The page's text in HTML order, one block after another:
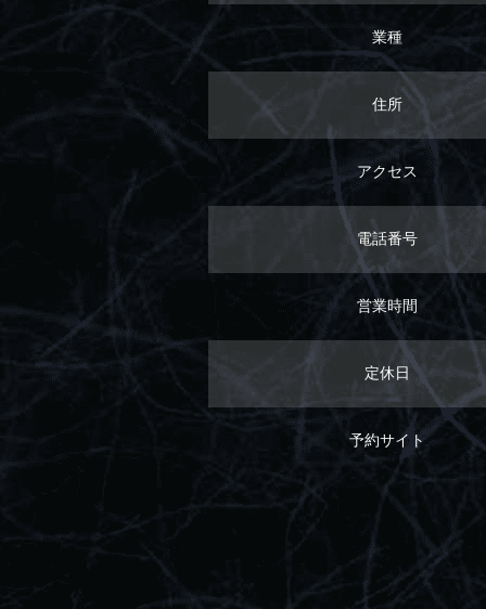
業種
住所
アクセス
電話番号
営業時間
定休日
予約サイト